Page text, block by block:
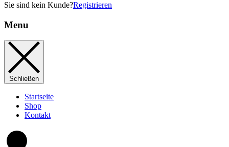
Sie sind kein Kunde?Registrieren
Menu
Schließen
Startseite
Shop
Kontakt